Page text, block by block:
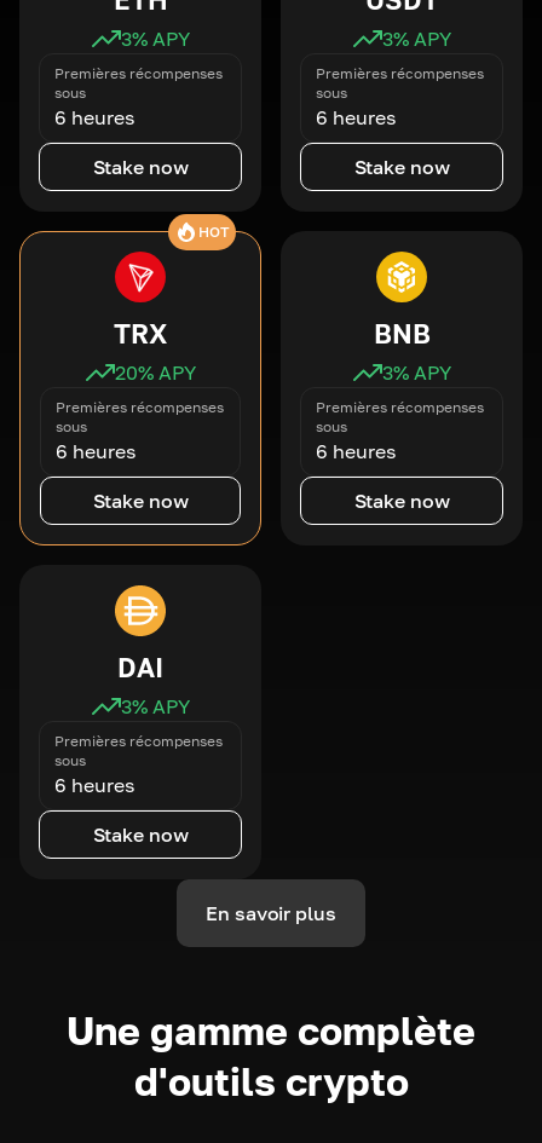
3% APY
Premières récompenses
sous
6 heures
Stake now
3% APY
Premières récompenses
sous
6 heures
Stake now
HOT
TRX
20% APY
Premières récompenses
sous
6 heures
Stake now
BNB
3% APY
Premières récompenses
sous
6 heures
Stake now
DAI
3% APY
Premières récompenses
sous
6 heures
Stake now
En savoir plus
Une gamme complète
d'outils crypto